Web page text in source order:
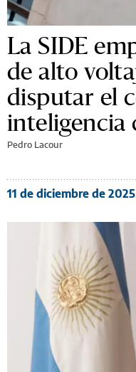
La SIDE
de alto
disputar el
Pedro Lacour
11 de diciembre de 2025